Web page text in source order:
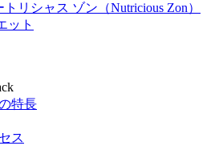
トリシャス ゾン（Nutricious Zon）
ット
ck
特長
ス